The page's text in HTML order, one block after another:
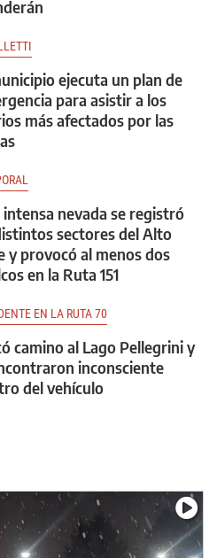
ejecuta un plan de
para asistir a los
más afectados por las
intensa nevada se registró
sectores del Alto
y provocó al menos dos
en la Ruta 151
EN LA RUTA 70
camino al Lago Pellegrini y
inconsciente
del vehículo